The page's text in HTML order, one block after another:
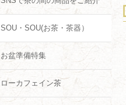
SOU・SOU(お茶・茶器）
お盆準備特集
ローカフェイン茶